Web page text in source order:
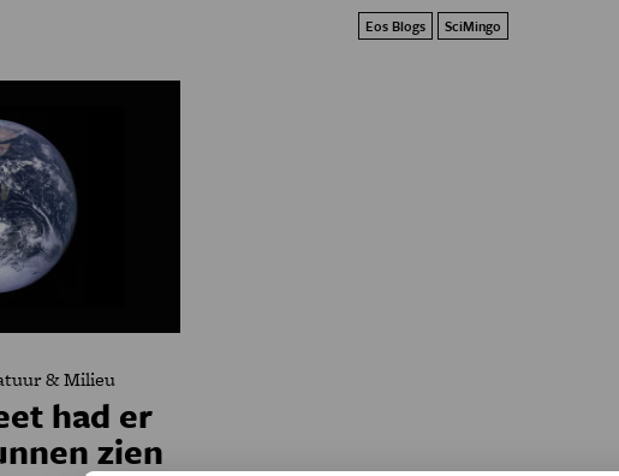
Eos Blogs SciMingo
& Milieu
had er
zien